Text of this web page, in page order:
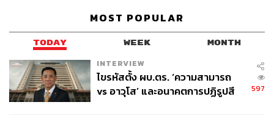
MOST POPULAR
TODAY WEEK MONTH
INTERVIEW
ไขรหัสตั้ง ผบ.ตร. ‘ความสามารถ
vs อาวุโส’ และอนาคตการปฏิรูปสี
597